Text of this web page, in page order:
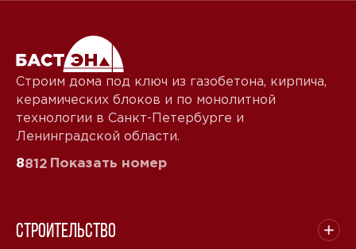
Строим дома под ключ из газобетона, кирпича,
керамических блоков и по монолитной
технологии в Санкт-Петербурге и
Ленинградской области.
8812 Показать номер
Строительство